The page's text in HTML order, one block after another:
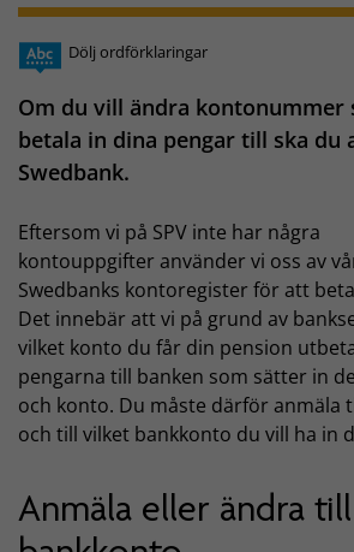
Dölj ordförklaringar
Om du vill ändra kontonummer
betala in dina pengar till ska du
Swedbank.
Eftersom vi på SPV inte har några
kontouppgifter använder vi oss av
Swedbanks kontoregister för att
Det innebär att vi på grund av
vilket konto du får din pension
pengarna till banken som sätter in
och konto. Du måste därför anmäla
och till vilket bankkonto du vill ha in
Anmäla eller ändra